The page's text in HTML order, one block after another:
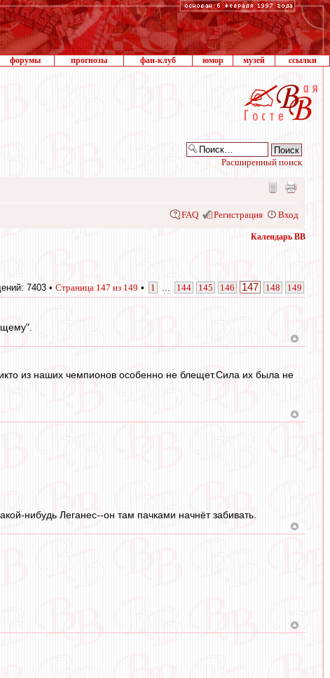
форумы прогнозы фан-клуб юмор музей ссылки
Расширенный поиск
FAQ Регистрация Вход
Календарь ВВ
7403 • Страница 147 из 149 • 1 144 145 146 147 148 149
из наших чемпионов особенно не блещет.Сила их была не
нибудь Леганес--он там пачками начнёт забивать.